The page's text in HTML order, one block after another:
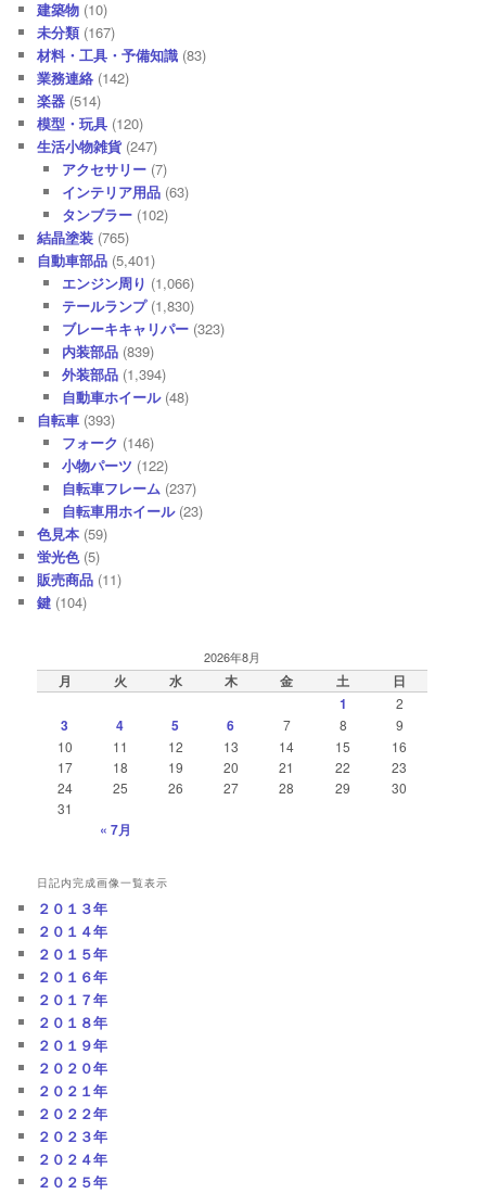
建築物 (10)
未分類 (167)
材料・工具・予備知識 (83)
業務連絡 (142)
楽器 (514)
模型・玩具 (120)
生活小物雑貨 (247)
アクセサリー(7)
インテリア用品(63)
タンブラー(102)
結晶塗装 (765)
自動車部品 (5,401)
エンジン周り (1,066)
テールランプ(1,830)
ブレーキキャリパー(323)
内装部品(839)
外装部品(1,394)
自動車ホイール(48)
自転車 (393)
フォーク (146)
小物パーツ (122)
自転車フレーム(237)
自転車用ホイール(23)
色見本 (59)
蛍光色(5)
販売商品 (11)
鍵 (104)
2026年8月
月 火 水 木 金 土
日
1
2
3 4 5 6 7 8
9
10
11 12 13 14 15
16
17
18 19 20 21 22
23
24
25 26 27 28 29
30
31
« 7月
日記内完成画像一覧表示
２０１３年
２０１４年
２０１５年
２０１６年
２０１７年
２０１８年
２０１９年
２０２０年
２０２１年
２０２２年
２０２３年
２０２４年
２０２５年